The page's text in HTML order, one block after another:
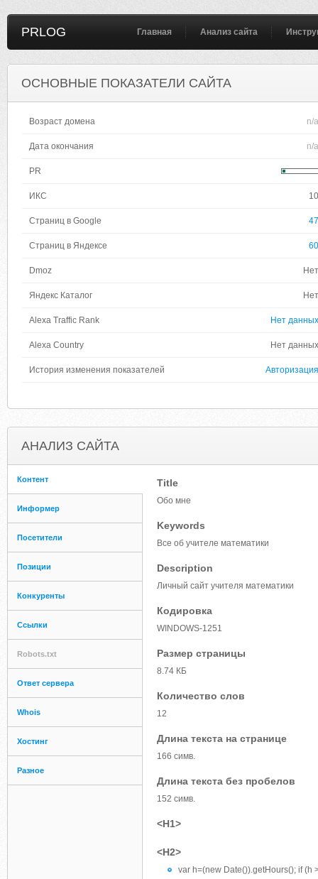
PRLOG Главная Анализ сайта
ОСНОВНЫЕ ПОКАЗАТЕЛИ САЙТА
Возраст домена n/a
Дата окончания n/a
PR
ИКС 10
Страниц в Google 47
Страниц в Яндексе 60
Dmoz Нет
Яндекс Каталог Нет
Alexa Traffic Rank Нет данных
Alexa Country Нет данных
История изменения показателей Авторизация
АНАЛИЗ САЙТА
Контент
Информер
Посетители
Позиции
Конкуренты
Ссылки
Robots.txt
Ответ сервера
Whois
Хостинг
Разное
Title
Обо мне
Keywords
Все об учителе математики
Description
Личный сайт учителя математики
Кодировка
WINDOWS-1251
Размер страницы
8.74 КБ
Количество слов
12
Длина текста на странице
166 симв.
Длина текста без пробелов
152 симв.
<H1>
<H2>
var h=(new Date()).getHours(); if (h